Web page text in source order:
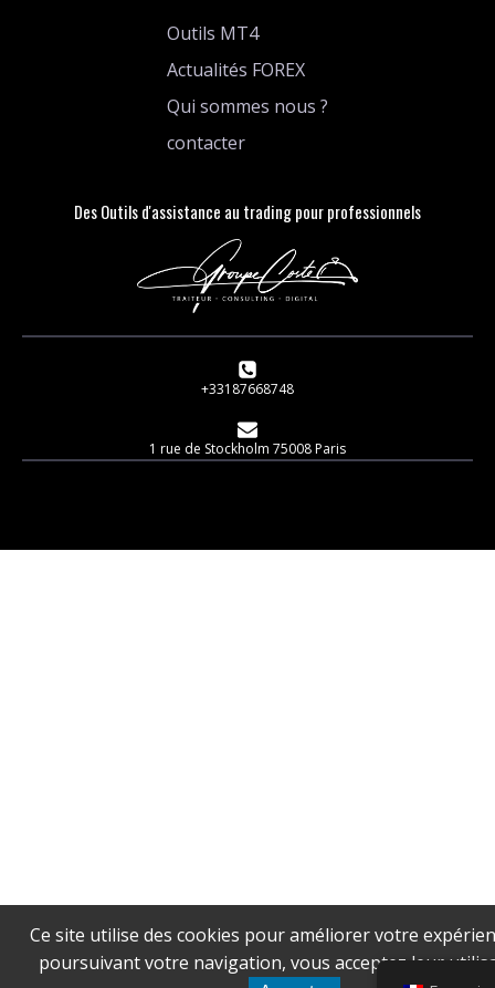
Outils MT4
Actualités FOREX
Qui sommes nous ?
contacter
Des Outils d'assistance au trading pour professionnels
+33187668748
1 rue de Stockholm 75008 Paris
Ce site utilise des cookies pour améliorer votre
poursuivant votre navigation, vous acceptez leur